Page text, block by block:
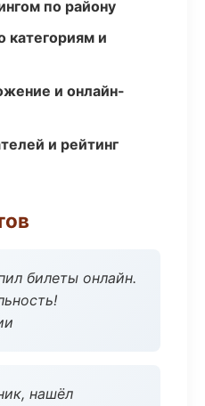
по району
категориям и
и онлайн-
и рейтинг
билеты онлайн.
нашёл